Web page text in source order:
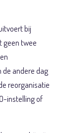
bij
geen twee
andere dag
reorganisatie
instelling of